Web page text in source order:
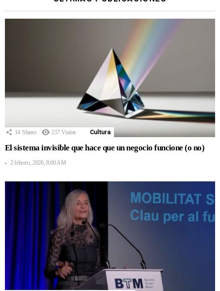
14 Shares 237 Visitas Cultura
El sistema invisible que hace que un negocio funcione (o no)
2 febrero, 2026, 8:00 AM